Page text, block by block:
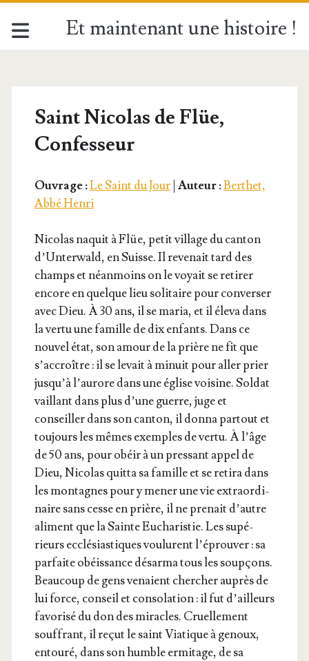
Et maintenant une histoire !
Saint Nicolas de Flüe,
Confesseur
Ouvrage :Le Saint du Jour| Auteur :Berthet,
Abbé Henri
Nico­las naquit à Flüe, petit vil­lage du can­ton
d’Un­ter­wald, en Suisse. Il reve­nait tard des
champs et néan­moins on le voyait se reti­rer
encore en quelque lieu soli­taire pour conver­ser
avec Dieu. À 30 ans, il se maria, et il éle­va dans
la ver­tu une famille de dix enfants. Dans ce
nou­vel état, son amour de la prière ne fit que
s’ac­croître : il se levait à minuit pour aller prier
jus­qu’à l’au­rore dans une église voi­sine. Sol­dat
vaillant dans plus d’une guerre, juge et
conseiller dans son can­ton, il don­na par­tout et
tou­jours les mêmes exemples de ver­tu. À l’âge
de 50 ans, pour obéir à un pres­sant appel de
Dieu, Nico­las quit­ta sa famille et se reti­ra dans
les mon­tagnes pour y mener une vie extra­or­di­
naire sans cesse en prière, il ne pre­nait d’autre
ali­ment que la Sainte Eucha­ris­tie. Les supé­
rieurs ecclé­sias­tiques vou­lurent l’é­prou­ver : sa
par­faite obéis­sance désar­ma tous les soup­çons.
Beau­coup de gens venaient cher­cher auprès de
lui force, conseil et conso­la­tion : il fut d’ailleurs
favo­ri­sé du don des miracles. Cruel­le­ment
souf­frant, il reçut le saint Via­tique à genoux,
entou­ré, dans son humble ermi­tage, de sa